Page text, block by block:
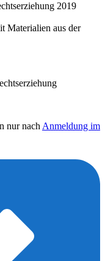
2019
Materialien aus der
nur nach Anmeldung im